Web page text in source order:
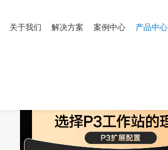
关于我们 解决方案 案例中心 产品中心